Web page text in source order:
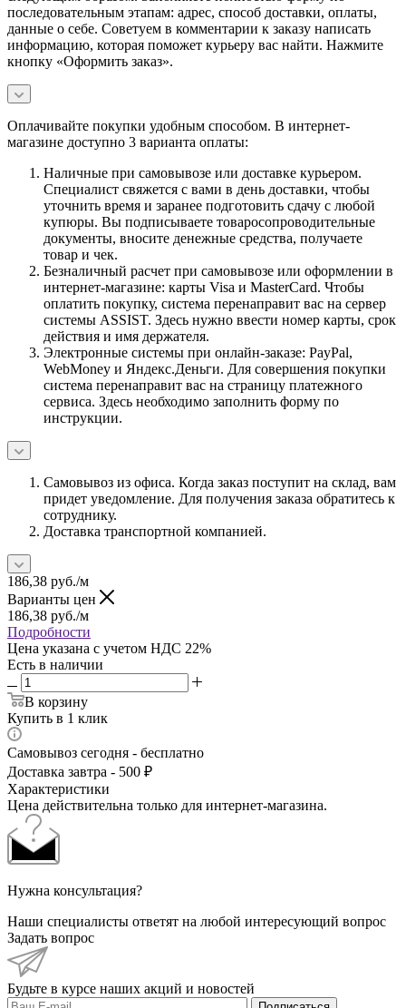
последовательным этапам: адрес, способ доставки, оплаты,
данные о себе. Советуем в комментарии к заказу написать
информацию, которая поможет курьеру вас найти. Нажмите
кнопку «Оформить заказ».
Оплачивайте покупки удобным способом. В интернет-
магазине доступно 3 варианта оплаты:
Наличные при самовывозе или доставке курьером.
Специалист свяжется с вами в день доставки, чтобы
уточнить время и заранее подготовить сдачу с любой
купюры. Вы подписываете товаросопроводительные
документы, вносите денежные средства, получаете
товар и чек.
Безналичный расчет при самовывозе или оформлении в
интернет-магазине: карты Visa и MasterCard. Чтобы
оплатить покупку, система перенаправит вас на сервер
системы ASSIST. Здесь нужно ввести номер карты, срок
действия и имя держателя.
Электронные системы при онлайн-заказе: PayPal,
WebMoney и Яндекс.Деньги. Для совершения покупки
система перенаправит вас на страницу платежного
сервиса. Здесь необходимо заполнить форму по
инструкции.
Самовывоз из офиса. Когда заказ поступит на склад, вам
придет уведомление. Для получения заказа обратитесь к
сотруднику.
Доставка транспортной компанией.
186,38 руб./м
Варианты цен
186,38 руб./м
Подробности
Цена указана с учетом НДС 22%
Есть в наличии
В корзину
Купить в 1 клик
Самовывоз сегодня - бесплатно
Доставка завтра - 500 ₽
Характеристики
Цена действительна только для интернет-магазина.
Нужна консультация?
Наши специалисты ответят на любой интересующий вопрос
Задать вопрос
Будьте в курсе наших акций и новостей